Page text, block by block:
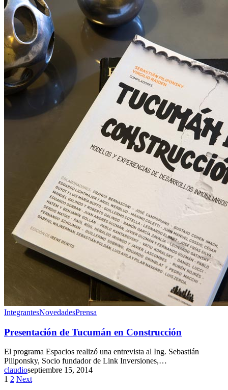
IntegrantesNovedadesPrensa
Presentación de Tucumán en Construcción
El programa Espacios realizó una entrevista al Ing. Sebastián
Piliponsky, Socio fundador de Link Inversiones,…
claudioseptiembre 15, 2014
1 2 Next